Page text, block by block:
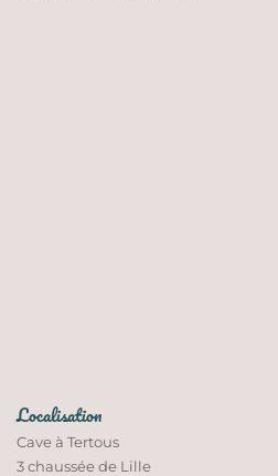
Localisation
Cave à Tertous
3 chaussée de Lille